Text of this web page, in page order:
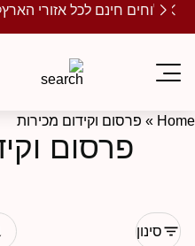
חינם לכל אזורי הארץ
»פרסום וקידום מכירות
פרסום
סינון